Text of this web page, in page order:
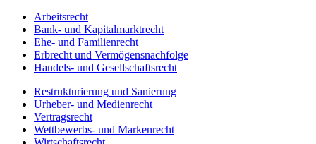
Arbeitsrecht
Bank- und Kapitalmarktrecht
Ehe- und Familienrecht
Erbrecht und Vermögensnachfolge
Handels- und Gesellschaftsrecht
Restrukturierung und Sanierung
Urheber- und Medienrecht
Vertragsrecht
Wettbewerbs- und Markenrecht